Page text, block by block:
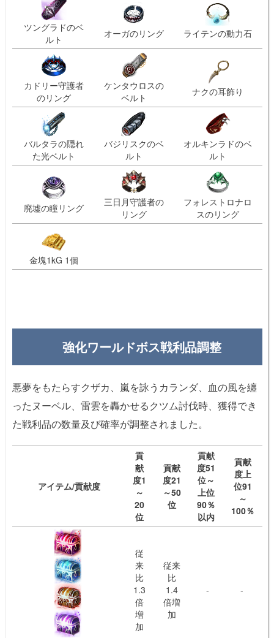
ツングラドのベ
ルト
オーガのリング ライテンの動力石
カドリー守護者
のリング
ケンタウロスの
ベルト
ナクの耳飾り
バルタラの隠れ
た光ベルト
バジリスクのベ
ルト
オルキンラドのベ
ルト
廃墟の瞳リング
三日月守護者の
リング
フォレストロナロ
スのリング
金塊1kG 1個
強化ワールドボス戦利品調整
悪夢をもたらすクザカ、嵐を詠うカランダ、血の風を纏
ったヌーベル、雷雲を轟かせるクツム討伐時、獲得でき
た戦利品の数量及び確率が調整されました。
アイテム/貢献度
貢
献
度1
～
20
位
貢献
度21
～50
位
貢献
度51
位～
上位
90％
以内
貢献
度上
位91
～
100％
従
来
比
1.3
倍
増
加
従来
比
1.4
倍増
加
- -